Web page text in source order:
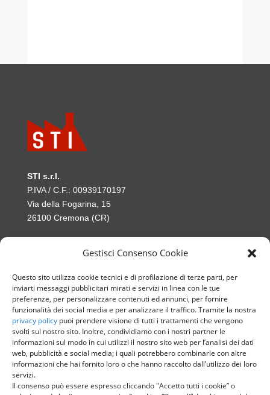
Gestisci Consenso Cookie
Questo sito utilizza cookie tecnici e di profilazione di terze parti, per
inviarti messaggi pubblicitari mirati e servizi in linea con le tue
preferenze, per personalizzare contenuti ed annunci, per fornire
funzionalità dei social media e per analizzare il traffico. Tramite la nostra
privacy policy puoi prendere visione di tutti i trattamenti che vengono
svolti sul nostro sito. Inoltre, condividiamo con i nostri partner le
informazioni sul modo in cui utilizzi il nostro sito web per l’analisi dei dati
web, pubblicità e social media; i quali potrebbero combinarle con altre
informazioni che hai fornito loro o che hanno raccolto dall’utilizzo dei loro
servizi.
Il consenso può essere espresso cliccando "Accetto tutti i cookie” o
b
k
dI A vi
STI s.r.l.
P.IVA / C.F.: 00939170197
Via della Fogarina, 15
26100 Cremona (CR)
 Chiamaci
+39 0372 416711
 Scrivici
sti@sti-consulting.it
 PEC